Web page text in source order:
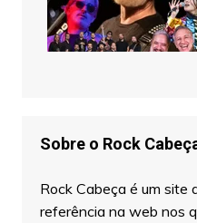
Sobre o Rock
Rock Cabeça é um site
referência na web nos